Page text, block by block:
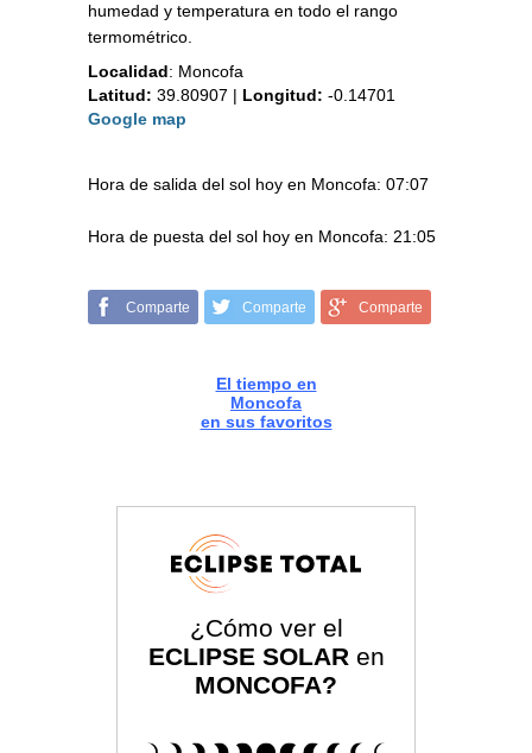
humedad y temperatura en todo el rango
termométrico.
Localidad: Moncofa
Latitud: 39.80907 | Longitud: -0.14701
Google map
Hora de salida del sol hoy en Moncofa: 07:07
Hora de puesta del sol hoy en Moncofa: 21:05
Comparte Comparte Comparte
El tiempo en
Moncofa
en sus favoritos
¿Cómo ver el
ECLIPSE SOLAR en
MONCOFA?